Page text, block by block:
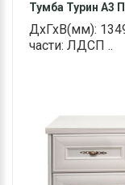
Тумба Турин А3
ДхГхВ(мм):
части: ЛДСП ..